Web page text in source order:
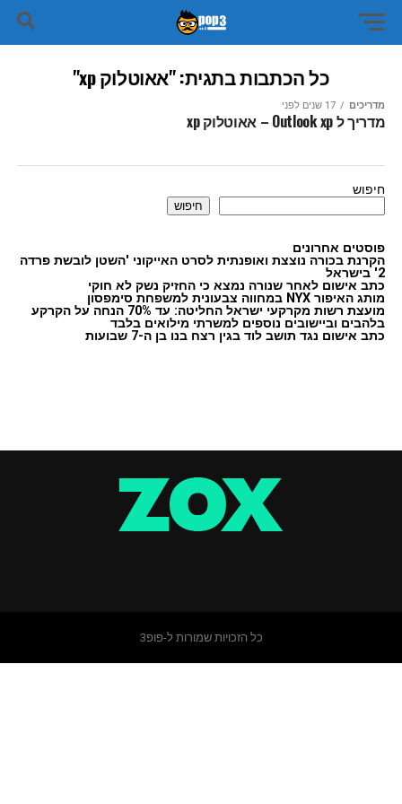
כל הכתבות בתגית: "אאוטלוק xp"
מדריכים 17 שנים לפני
מדריך ל Outlook xp – אאוטלוק xp
חיפוש
חיפוש
פוסטים אחרונים
הקרנת בכורה נוצצת ואופנתית לסרט האייקוני 'השטן לובשת פרדה
2' בישראל
כתב אישום לאחר שנורה נמצא כי החזיק נשק לא חוקי
מותג האיפור NYX במחווה צבעונית למשפחת סימפסון
מועצת רשות מקרקעי ישראל החליטה: עד 70% הנחה על הקרקע
בלהבים וביישובים נוספים למשרתי מילואים בלבד
כתב אישום נגד תושב לוד בגין רצח בנו בן ה-7 שבועות
כל הזכויות שמורות ל-פופ3